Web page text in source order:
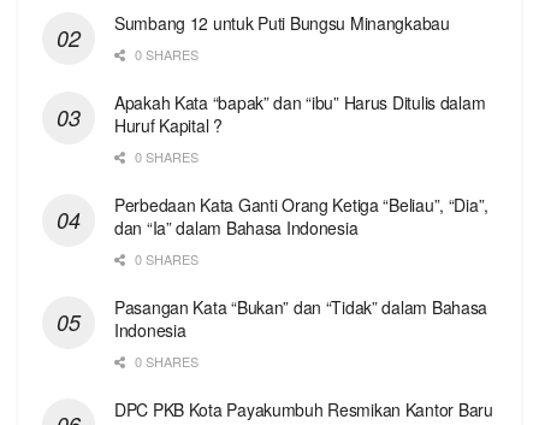
Sumbang 12 untuk Puti Bungsu Minangkabau
0 SHARES
Apakah Kata “bapak” dan “ibu” Harus Ditulis dalam
Huruf Kapital ?
0 SHARES
Perbedaan Kata Ganti Orang Ketiga “Beliau”, “Dia”,
dan “Ia” dalam Bahasa Indonesia
0 SHARES
Pasangan Kata “Bukan” dan “Tidak” dalam Bahasa
Indonesia
0 SHARES
DPC PKB Kota Payakumbuh Resmikan Kantor Baru